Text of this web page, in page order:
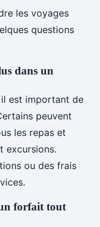
les voyages
questions
dans un
est important de
peuvent
les repas et
excursions.
ou des frais
forfait tout